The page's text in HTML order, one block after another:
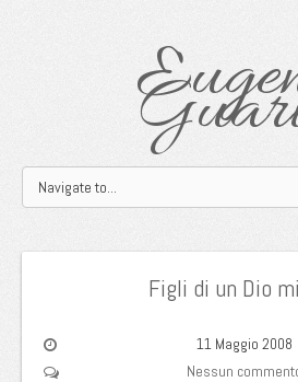
Figli di un Dio
11 Maggio 2008
Nessun